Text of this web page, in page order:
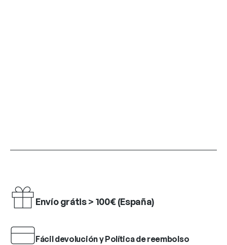
Envío grátis > 100€ (España)
Fácil devolución y Política de reembolso